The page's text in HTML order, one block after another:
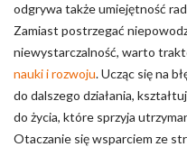
odgrywa także umiejętność
Zamiast postrzegać
niewystarczalność, warto
nauki i rozwoju. Ucząc się na
do dalszego działania,
do życia, które sprzyja
Otaczanie się wsparciem ze